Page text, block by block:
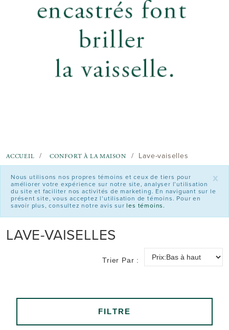
ACCUEIL CONFORT À LA MAISON Lave-vaiselles
x
Nous utilisons nos propres témoins et ceux de tiers pour
améliorer votre expérience sur notre site, analyser l’utilisation
du site et faciliter nos activités de marketing. En naviguant sur le
présent site, vous acceptez l’utilisation de témoins. Pour en
savoir plus, consultez notre avis sur les témoins.
LAVE-VAISELLES
Trier Par :
FILTRE